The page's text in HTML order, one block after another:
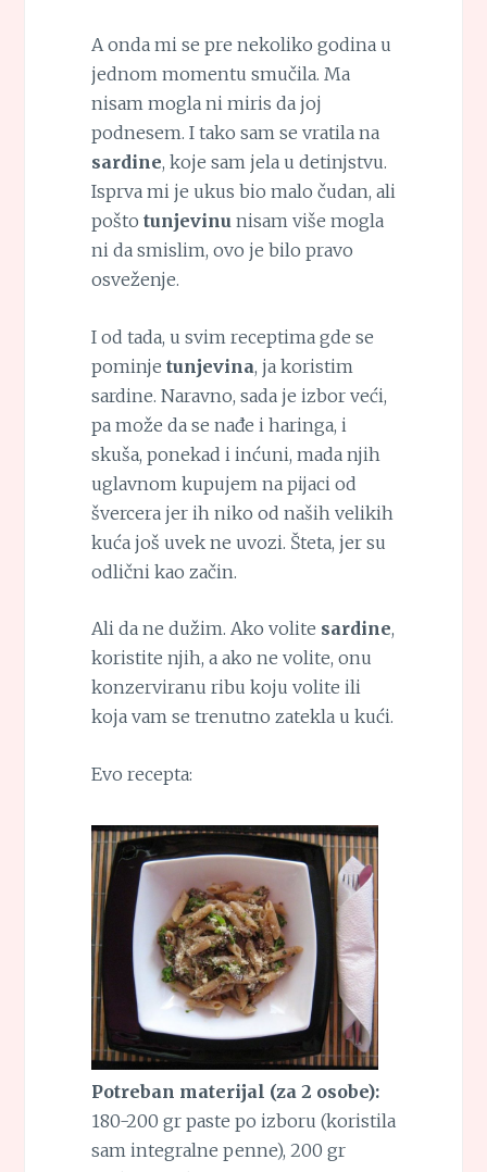
A onda mi se pre nekoliko godina u
jednom momentu smučila. Ma
nisam mogla ni miris da joj
podnesem. I tako sam se vratila na
sardine, koje sam jela u detinjstvu.
Isprva mi je ukus bio malo čudan, ali
pošto tunjevinunisam više mogla
ni da smislim, ovo je bilo pravo
osveženje.
I od tada, u svim receptima gde se
pominje tunjevina, ja koristim
sardine. Naravno, sada je izbor veći,
pa može da se nađe i haringa, i
skuša, ponekad i inćuni, mada njih
uglavnom kupujem na pijaci od
švercera jer ih niko od naših velikih
kuća još uvek ne uvozi. Šteta, jer su
odlični kao začin.
Ali da ne dužim. Ako volite sardine,
koristite njih, a ako ne volite, onu
konzerviranu ribu koju volite ili
koja vam se trenutno zatekla u kući.
Evo recepta:
Potreban materijal (za 2 osobe):
180-200 gr paste po izboru (koristila
sam integralne penne), 200 gr